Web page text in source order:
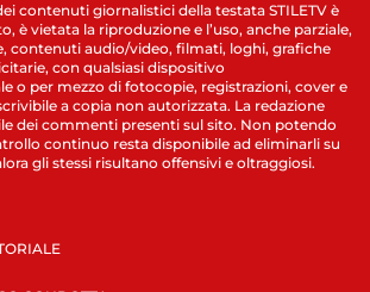
contenuti giornalistici della testata STILETV è
è vietata la riproduzione e l’uso, anche parziale,
contenuti audio/video, filmati, loghi, grafiche
con qualsiasi dispositivo
o per mezzo di fotocopie, registrazioni, cover e
a copia non autorizzata. La redazione
dei commenti presenti sul sito. Non potendo
continuo resta disponibile ad eliminarli su
gli stessi risultano offensivi e oltraggiosi.